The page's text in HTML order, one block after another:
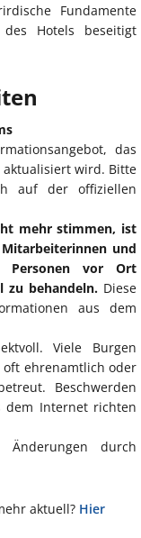
Fundamente
Hotels beseitigt
das
wird. Bitte
auf der offiziellen
mehr stimmen, ist
und
Personen vor Ort
zu behandeln. Diese
aus dem
Viele Burgen
oft ehrenamtlich oder
Beschwerden
dem Internet richten
Änderungen durch
aktuell? Hier